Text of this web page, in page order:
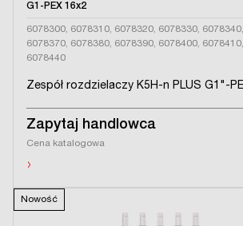
G1-PEX 16x2
6078300, 6078310, 6078320, 6078330,
6078370, 6078380, 6078390, 6078400,
6078440
Zespół rozdzielaczy K5H-n PLUS G1"-
Zapytaj handlowca
Cena katalogowa
›
Nowość